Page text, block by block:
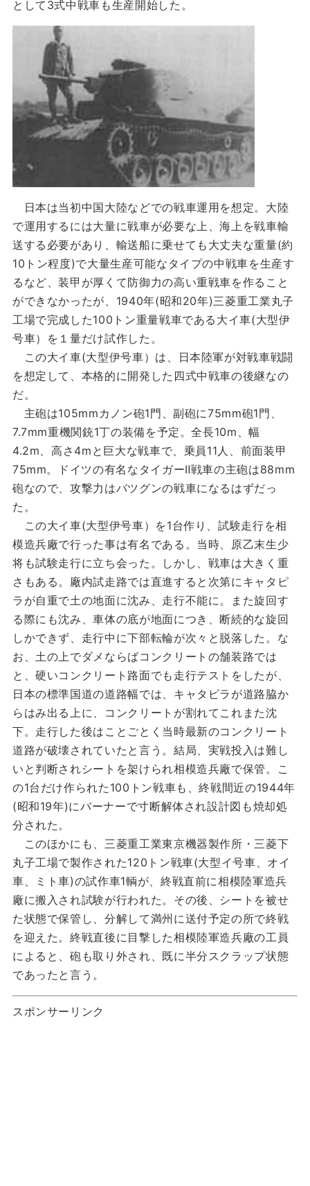
として3式中戦車も生産開始した。
日本は当初中国大陸などでの戦車運用を想定。大陸
で運用するには大量に戦車が必要な上、海上を戦車輸
送する必要があり、輸送船に乗せても大丈夫な重量(約
10トン程度)で大量生産可能なタイプの中戦車を生産す
るなど、装甲が厚くて防御力の高い重戦車を作ること
ができなかったが、1940年(昭和20年)三菱重工業丸子
工場で完成した100トン重量戦車である大イ車(大型伊
号車）を１量だけ試作した。
この大イ車(大型伊号車）は、日本陸軍が対戦車戦闘
を想定して、本格的に開発した四式中戦車の後継なの
だ。
主砲は105mmカノン砲1門、副砲に75mm砲1門、
7.7mm重機関銃1丁の装備を予定。全長10m、幅
4.2m、高さ4mと巨大な戦車で、乗員11人、前面装甲
75mm。ドイツの有名なタイガーⅡ戦車の主砲は88mm
砲なので、攻撃力はバツグンの戦車になるはずだっ
た。
この大イ車(大型伊号車）を1台作り、試験走行を相
模造兵廠で行った事は有名である。当時、原乙末生少
将も試験走行に立ち会った。しかし、戦車は大きく重
さもある。廠内試走路では直進すると次第にキャタピ
ラが自重で土の地面に沈み、走行不能に。また旋回す
る際にも沈み、車体の底が地面につき、断続的な旋回
しかできず、走行中に下部転輪が次々と脱落した。な
お、土の上でダメならばコンクリートの舗装路では
と、硬いコンクリート路面でも走行テストをしたが、
日本の標準国道の道路幅では、キャタピラが道路脇か
らはみ出る上に、コンクリートが割れてこれまた沈
下。走行した後はことごとく当時最新のコンクリート
道路が破壊されていたと言う。結局、実戦投入は難し
いと判断されシートを架けられ相模造兵廠で保管。こ
の1台だけ作られた100トン戦車も、終戦間近の1944年
(昭和19年)にバーナーで寸断解体され設計図も焼却処
分された。
このほかにも、三菱重工業東京機器製作所・三菱下
丸子工場で製作された120トン戦車(大型イ号車、オイ
車、ミト車)の試作車1輌が、終戦直前に相模陸軍造兵
廠に搬入され試験が行われた。その後、シートを被せ
た状態で保管し、分解して満州に送付予定の所で終戦
を迎えた。終戦直後に目撃した相模陸軍造兵廠の工員
によると、砲も取り外され、既に半分スクラップ状態
であったと言う。
スポンサーリンク